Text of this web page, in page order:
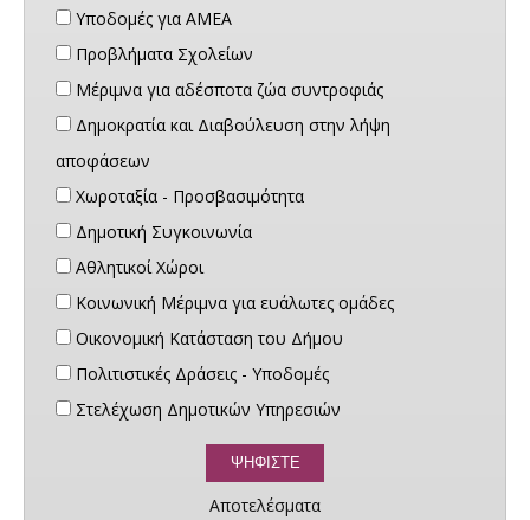
Υποδομές για ΑΜΕΑ
Προβλήματα Σχολείων
Μέριμνα για αδέσποτα ζώα συντροφιάς
Δημοκρατία και Διαβούλευση στην λήψη
αποφάσεων
Χωροταξία - Προσβασιμότητα
Δημοτική Συγκοινωνία
Αθλητικοί Χώροι
Κοινωνική Μέριμνα για ευάλωτες ομάδες
Οικονομική Κατάσταση του Δήμου
Πολιτιστικές Δράσεις - Υποδομές
Στελέχωση Δημοτικών Υπηρεσιών
Αποτελέσματα